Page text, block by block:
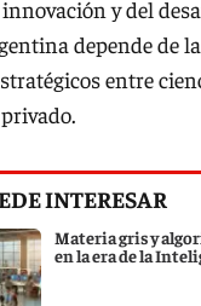
y del
depende de
entre
INTERESAR
Materia gris y
en la era de la